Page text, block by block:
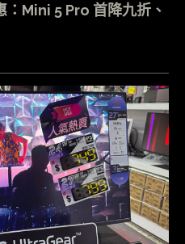
：Mini 5 Pro 首降九折、